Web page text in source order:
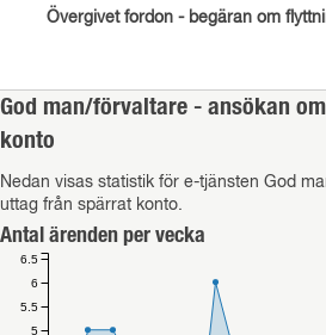
Övergivet fordon - begäran om
God man/förvaltare - ansökan
konto
Nedan visas statistik för e-tjänsten God
uttag från spärrat konto.
Antal ärenden per vecka
5
5.5
6
6.5